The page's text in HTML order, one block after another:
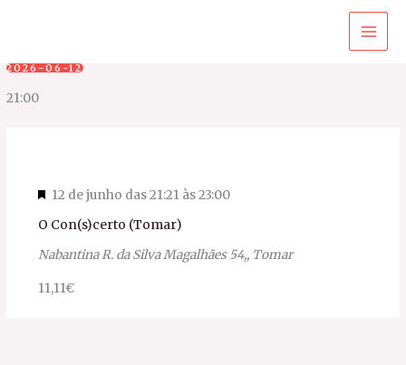
2026-06-12
a
21:00
Destacado
12 de junho das 21:21 às23:00
O Con(s)certo (Tomar)
NabantinaR. da Silva Magalhães 54,, Tomar
11,11€